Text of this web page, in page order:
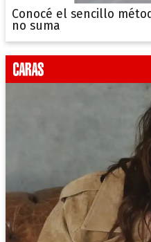
Conocé el sencillo
no suma